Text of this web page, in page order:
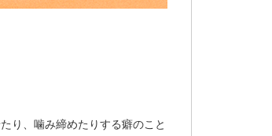
り、噛み締めたりする癖のこと